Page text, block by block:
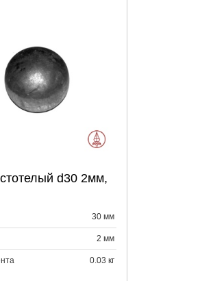
d30 2мм,
30 мм
2 мм
0.03 кг
количество: